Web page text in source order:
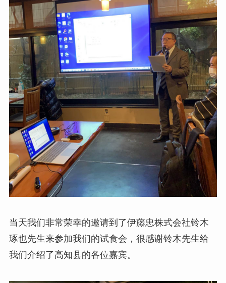
当天我们非常荣幸的邀请到了伊藤忠株式会社铃木
琢也先生来参加我们的试食会，很感谢铃木先生给
我们介绍了高知县的各位嘉宾。